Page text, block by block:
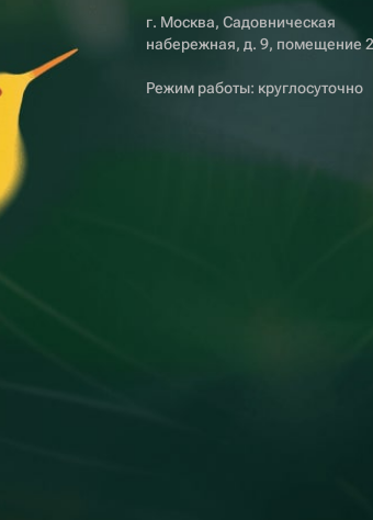
г. Москва, Садовническая
набережная, д. 9, помещение
Режим работы: круглосуточно